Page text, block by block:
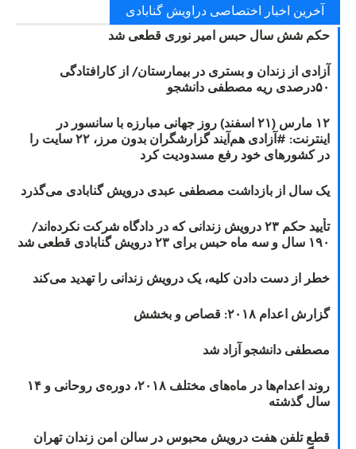
آخرین اخبار اختصاصی دراویش گنابادی
حکم شش سال حبس امیر نوری قطعی شد
آزادی از زندان و بستری در بیمارستان/ از کارافتادگی
۵۰درصدی ریه مصطفی دانشجو
۱۲ مارس (۲۱ اسفند) روز جهانی مبارزه با سانسور در
اینترنت: #آزادی هم‌آیند گزارشگران‌ بدون مرز، ۲۲ سایت را
در کشورهای خود رفع مسدودیت کرد
یک سال از بازداشت مصطفی عبدی درویش گنابادی می‌گذرد
تأیید حکم ۲۳ درویش زندانی که در دادگاه شرکت نکرده‌اند/
۱۹۰ سال و سه ماه حبس برای ۲۳ درویش گنابادی قطعی شد
خطر از دست دادن کلیه، یک درویش زندانی را تهدید می‌کند
گزارش اعدام ۲۰۱۸: قصاص و بخشش
مصطفی دانشجو آزاد شد
روند اعدام‌ها در ماه‌های مختلف ۲۰۱۸، دوره‌ی روحانی و ۱۴
سال گذشته
قطع تلفن هفت درویش محبوس در سالن امن زندان تهران